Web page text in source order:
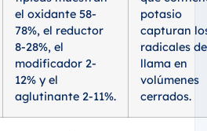
el oxidante 58-
78%, el reductor
8-28%, el
modificador 2-
12% y el
aglutinante 2-11%.
potasio
capturan
radicales
llama en
volúmenes
cerrados.